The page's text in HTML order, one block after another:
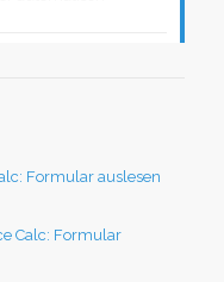
Formular auslesen
Calc: Formular